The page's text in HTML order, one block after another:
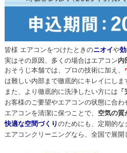
皆様 エアコンをつけたときのニオイや
実はその原因、多くの場合はエアコン内
おそうじ本舗では、プロの技術に加え、
は難しい内部まで徹底的にキレイにしま
また、より徹底的に洗浄したい方には
お客様のご要望やエアコンの状態に合
エアコンを清潔に保つことで、 空気の質
快適な空間づくりのためにも、定期的な
エアコンクリーニングなら、全国で展